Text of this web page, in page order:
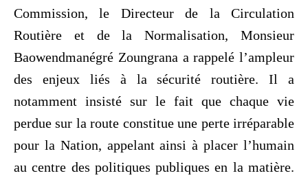
Commission, le Directeur de la Circulation
Routière et de la Normalisation, Monsieur
Baowendmanégré Zoungrana a rappelé l’ampleur
des enjeux liés à la sécurité routière. Il a
notamment insisté sur le fait que chaque vie
perdue sur la route constitue une perte irréparable
pour la Nation, appelant ainsi à placer l’humain
au centre des politiques publiques en la matière.